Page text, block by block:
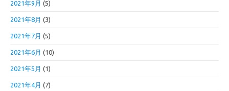
2021年9月 (5)
2021年8月 (3)
2021年7月 (5)
2021年6月 (10)
2021年5月 (1)
2021年4月 (7)